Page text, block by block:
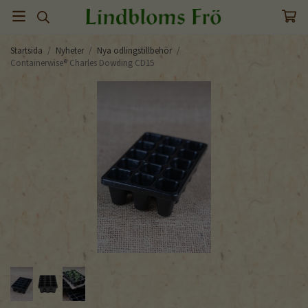
Startsida / Nyheter / Nya odlingstillbehör /
Containerwise® Charles Dowding CD15